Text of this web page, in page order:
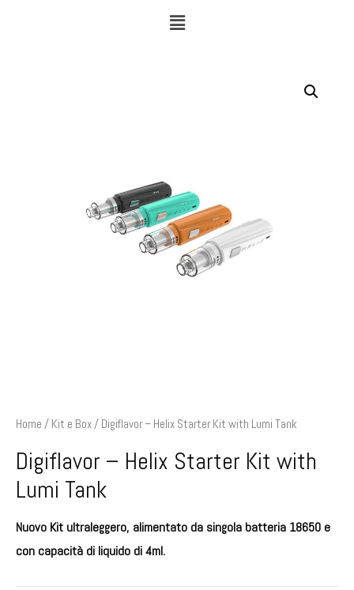
Home / Kit e Box/ Digiflavor – Helix Starter Kit with Lumi Tank
Digiflavor – Helix Starter Kit with
Lumi Tank
Nuovo Kit ultraleggero, alimentato da singola batteria 18650 e
con capacità di liquido di 4ml.